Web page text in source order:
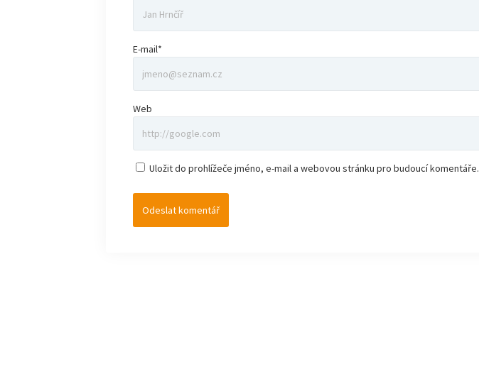
E-mail*
Web
Uložit do prohlížeče jméno, e-mail a webovou stránku pro budoucí komentáře.